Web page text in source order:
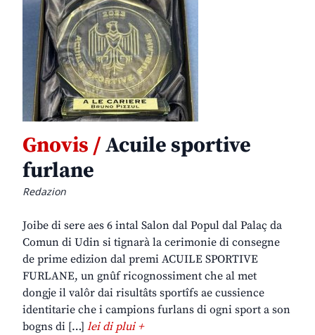
Gnovis /Acuile sportive
furlane
Redazion
Joibe di sere aes 6 intal Salon dal Popul dal Palaç da
Comun di Udin si tignarà la cerimonie di consegne
de prime edizion dal premi ACUILE SPORTIVE
FURLANE, un gnûf ricognossiment che al met
dongje il valôr dai risultâts sportîfs ae cussience
identitarie che i campions furlans di ogni sport a son
bogns di […] lei di plui +